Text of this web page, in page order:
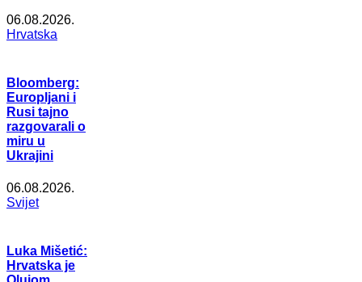
06.08.2026.
Hrvatska
Bloomberg:
Europljani i
Rusi tajno
razgovarali o
miru u
Ukrajini
06.08.2026.
Svijet
Luka Mišetić:
Hrvatska je